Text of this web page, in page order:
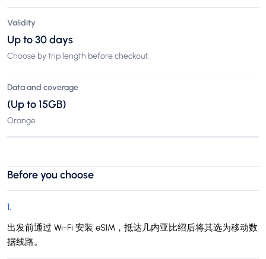
Validity
Up to 30 days
Choose by trip length before checkout.
Data and coverage
(Up to 15GB)
Orange
Before you choose
1.
出发前通过 Wi-Fi 安装 eSIM，抵达几内亚比绍后将其选为移动数
据线路。